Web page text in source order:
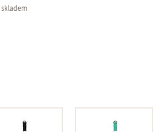
skladem